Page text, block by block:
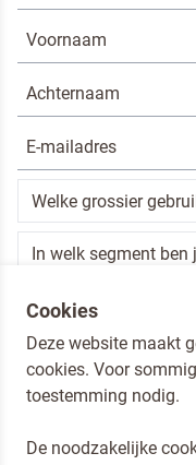
Ik ben een horeca
Door op versturen te klikken,
Cookies
Deze website maakt
cookies. Voor
toestemming nodig.
De noodzakelijke